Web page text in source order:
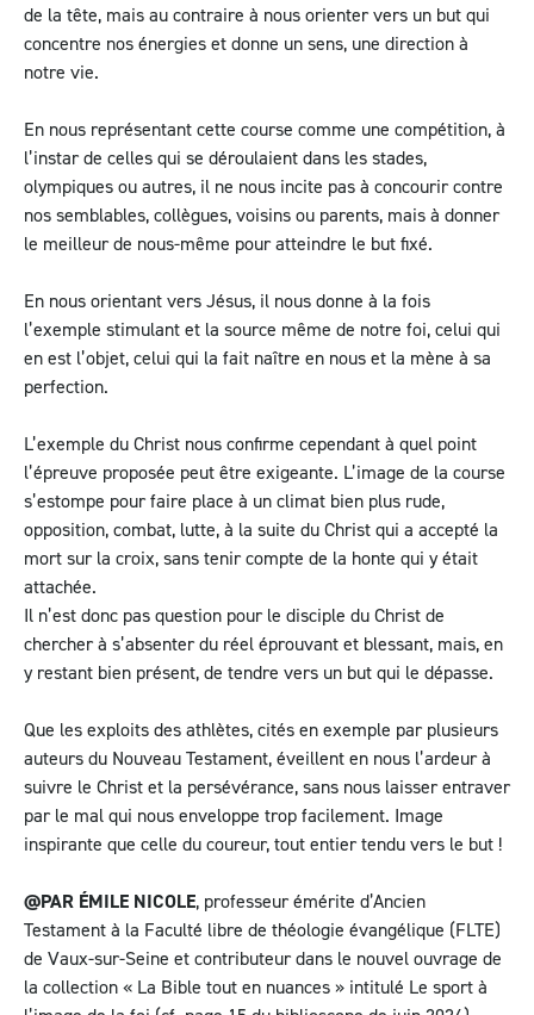
de la tête, mais au contraire à nous orienter vers un but qui
concentre nos énergies et donne un sens, une direction à
notre vie.
En nous représentant cette course comme une compétition, à
l’instar de celles qui se déroulaient dans les stades,
olympiques ou autres, il ne nous incite pas à concourir contre
nos semblables, collègues, voisins ou parents, mais à donner
le meilleur de nous-même pour atteindre le but fixé.
En nous orientant vers Jésus, il nous donne à la fois
l’exemple stimulant et la source même de notre foi, celui qui
en est l’objet, celui qui la fait naître en nous et la mène à sa
perfection.
L’exemple du Christ nous confirme cependant à quel point
l’épreuve proposée peut être exigeante. L’image de la course
s’estompe pour faire place à un climat bien plus rude,
opposition, combat, lutte, à la suite du Christ qui a accepté la
mort sur la croix, sans tenir compte de la honte qui y était
attachée.
Il n’est donc pas question pour le disciple du Christ de
chercher à s’absenter du réel éprouvant et blessant, mais, en
y restant bien présent, de tendre vers un but qui le dépasse.
Que les exploits des athlètes, cités en exemple par plusieurs
auteurs du Nouveau Testament, éveillent en nous l’ardeur à
suivre le Christ et la persévérance, sans nous laisser entraver
par le mal qui nous enveloppe trop facilement. Image
inspirante que celle du coureur, tout entier tendu vers le but !
@PAR ÉMILE NICOLE, professeur émérite d’Ancien
Testament à la Faculté libre de théologie évangélique (FLTE)
de Vaux-sur-Seine et contributeur dans le nouvel ouvrage de
la collection « La Bible tout en nuances » intitulé Le sport à